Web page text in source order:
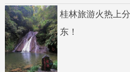
桂林旅游火热上
东！